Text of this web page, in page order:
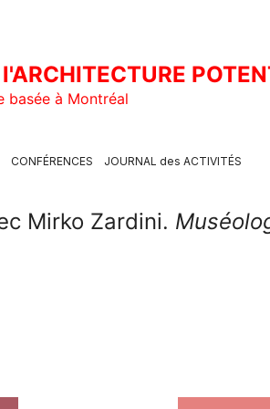
basée à Montréal
CONFÉRENCES JOURNAL des ACTIVITÉS
Mirko Zardini.